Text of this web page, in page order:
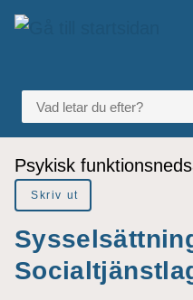
Gå till innehåll
till sidomeny
VAD LETAR DU EFTER?
Du är här:
Psykisk
Skriv ut